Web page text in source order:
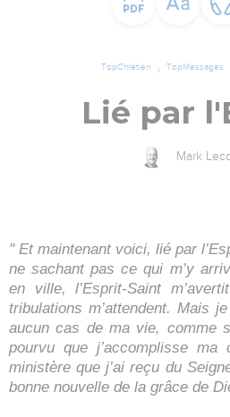
TopChrétien TopMessages
Lié par
Mark
" Et maintenant voici, lié par
ne sachant pas ce qui m’y
en ville, l’Esprit-Saint
tribulations m’attendent. Mais
aucun cas de ma vie, comme
pourvu que j’accomplisse
ministère que j’ai reçu du
bonne nouvelle de la grâce de